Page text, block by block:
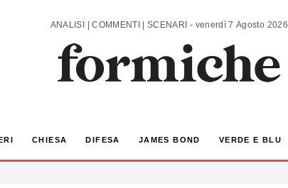
ANALISI | COMMENTI | SCENARI - venerdì 7 Agosto 2026
CHIESA DIFESA JAMES BOND VERDE E BLU